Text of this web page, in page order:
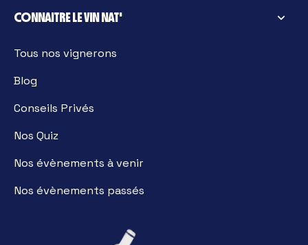
CONNAITRE LE VIN NAT'
Tous nos vignerons
Blog
Conseils Privés
Nos Quiz
Nos évènements à venir
Nos évènements passés